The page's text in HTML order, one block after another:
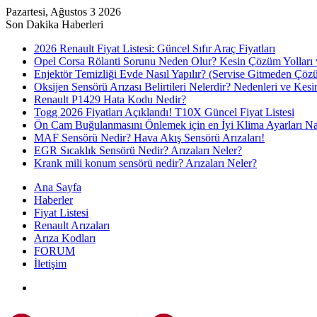
Pazartesi, Ağustos 3 2026
Son Dakika Haberleri
2026 Renault Fiyat Listesi: Güncel Sıfır Araç Fiyatları
Opel Corsa Rölanti Sorunu Neden Olur? Kesin Çözüm Yolları
Enjektör Temizliği Evde Nasıl Yapılır? (Servise Gitmeden
Oksijen Sensörü Arızası Belirtileri Nelerdir? Nedenleri ve
Renault P1429 Hata Kodu Nedir?
Togg 2026 Fiyatları Açıklandı! T10X Güncel Fiyat Listesi
Ön Cam Buğulanmasını Önlemek için en İyi Klima Ayarları
MAF Sensörü Nedir? Hava Akış Sensörü Arızaları!
EGR Sıcaklık Sensörü Nedir? Arızaları Neler?
Krank mili konum sensörü nedir? Arızaları Neler?
Ana Sayfa
Haberler
Fiyat Listesi
Renault Arızaları
Arıza Kodları
FORUM
İletişim